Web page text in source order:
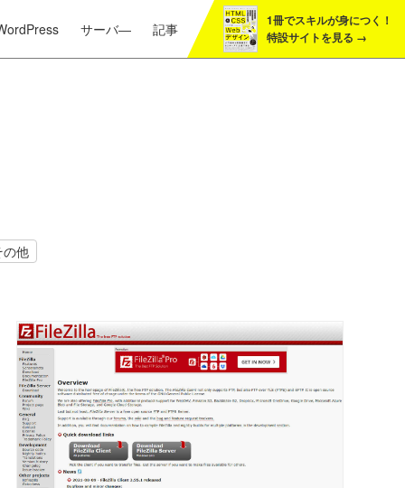
サーバ― 記事
1冊でスキルが身につく！
特設サイトを見る →
の他